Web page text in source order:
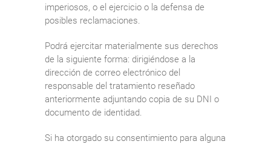
imperiosos, o el ejercicio o la defensa de
posibles reclamaciones.
Podrá ejercitar materialmente sus derechos
de la siguiente forma: dirigiéndose a la
dirección de correo electrónico del
responsable del tratamiento reseñado
anteriormente adjuntando copia de su DNI o
documento de identidad.
Si ha otorgado su consentimiento para alguna